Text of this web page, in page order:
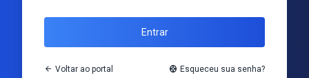
Entrar
arrow_back Voltar ao portal support Esqueceu sua senha?